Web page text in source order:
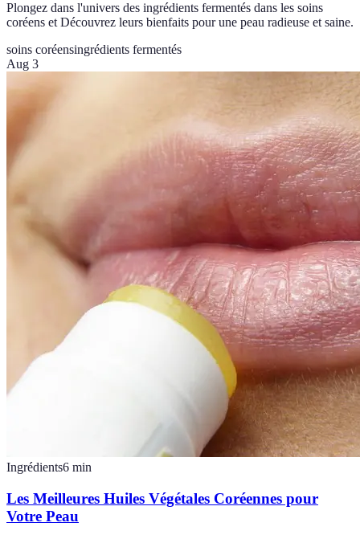
Plongez dans l'univers des ingrédients fermentés dans les soins
coréens et Découvrez leurs bienfaits pour une peau radieuse et saine.
soins coréensingrédients fermentés
Aug 3
Ingrédients6 min
Les Meilleures Huiles Végétales Coréennes pour
Votre Peau